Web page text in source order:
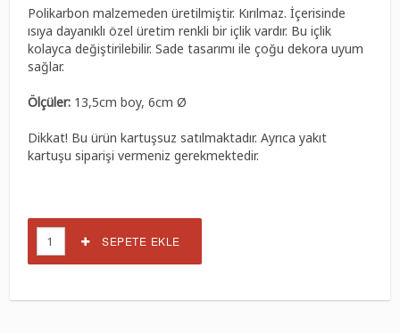
Polikarbon malzemeden üretilmiştir. Kırılmaz. İçerisinde
ısıya dayanıklı özel üretim renkli bir içlik vardır. Bu içlik
kolayca değiştirilebilir. Sade tasarımı ile çoğu dekora uyum
sağlar.
Ölçüler: 13,5cm boy, 6cm Ø
Dikkat! Bu ürün kartuşsuz satılmaktadır. Ayrıca yakıt
kartuşu siparişi vermeniz gerekmektedir.
SEPETE EKLE